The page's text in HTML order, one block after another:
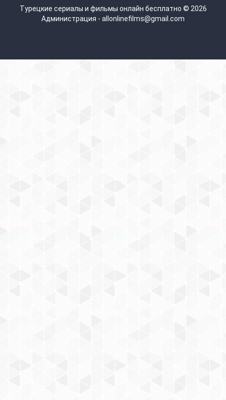
Турецкие сериалы и фильмы онлайн бесплатно © 2026
Администрация - allonlinefilms@gmail.com